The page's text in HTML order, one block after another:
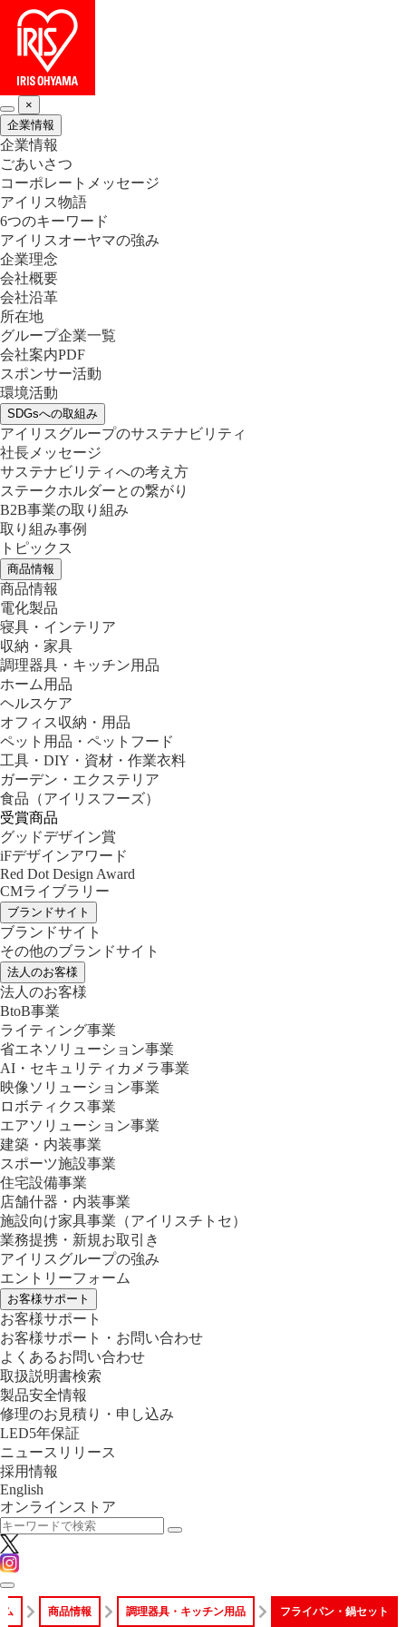
×
企業情報
企業情報
ごあいさつ
コーポレートメッセージ
アイリス物語
6つのキーワード
アイリスオーヤマの強み
企業理念
会社概要
会社沿革
所在地
グループ企業一覧
会社案内PDF
スポンサー活動
環境活動
SDGsへの取組み
アイリスグループのサステナビリティ
社長メッセージ
サステナビリティへの考え方
ステークホルダーとの繋がり
B2B事業の取り組み
取り組み事例
トピックス
商品情報
商品情報
電化製品
寝具・インテリア
収納・家具
調理器具・キッチン用品
ホーム用品
ヘルスケア
オフィス収納・用品
ペット用品・ペットフード
工具・DIY・資材・作業衣料
ガーデン・エクステリア
食品 （アイリスフーズ）
受賞商品
グッドデザイン賞
iFデザインアワード
Red Dot Design Award
CMライブラリー
ブランドサイト
ブランドサイト
その他のブランドサイト
法人のお客様
法人のお客様
BtoB事業
ライティング事業
省エネソリューション事業
AI・セキュリティカメラ事業
映像ソリューション事業
ロボティクス事業
エアソリューション事業
建築・内装事業
スポーツ施設事業
住宅設備事業
店舗什器・内装事業
施設向け家具事業 （アイリスチトセ）
業務提携・新規お取引き
アイリスグループの強み
エントリーフォーム
お客様サポート
お客様サポート
お客様サポート・お問い合わせ
よくあるお問い合わせ
取扱説明書検索
製品安全情報
修理のお見積り・申し込み
LED5年保証
ニュースリリース
採用情報
English
オンラインストア
ム 商品情報 調理器具・キッチン用品 フライパン・鍋セット